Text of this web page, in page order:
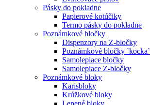
Pásky do pokladne
Papierové kotúčiky
Termo pásky do pokladne
Poznámkové bločky
Dispenzory na Z-bločky
Poznámkové bločky `kocka`
Samolepiace bločky
Samolepiace Z-bločky
Poznámkové bloky
Karisbloky
Krúžkové bloky
Lepené bloky